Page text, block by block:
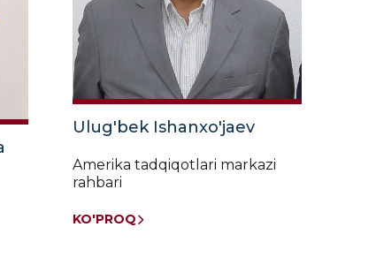
Ulug'bek Ishanxo'jaev
Amerika tadqiqotlari markazi
rahbari
KO'PROQ